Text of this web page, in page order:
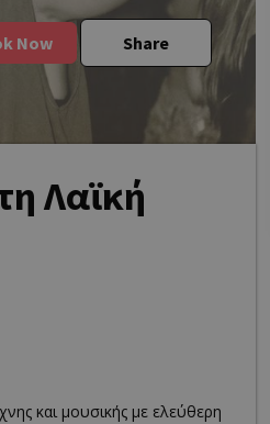
Now Share
Λαϊκή
και μουσικής με ελεύθερη